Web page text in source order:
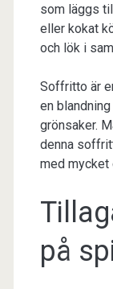
som läggs
eller kokat
och lök i
Soffritto är
en
grönsaker.
denna
med mycket
på